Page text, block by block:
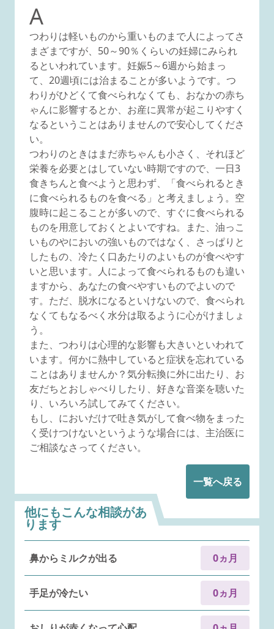
A
つわりは軽いものから重いものまで人によってさ
まざまですが、50～90％くらいの妊婦にみられ
るといわれています。妊娠5～6週から始まっ
て、20週頃には治まることが多いようです。つ
わりがひどくて食べられなくても、おなかの赤ち
ゃんに影響するとか、お産に異常が起こりやすく
なるということはありませんので安心してくださ
い。
つわりのときはまだ赤ちゃんも小さく、それほど
栄養を必要とはしていない時期ですので、一日3
食きちんと食べようと思わず、「食べられるとき
に食べられるものを食べる」と考えましょう。空
腹時に起こることが多いので、すぐに食べられる
ものを用意しておくとよいですね。また、油っこ
いものやにおいの強いものではなく、さっぱりと
したもの、冷たく口あたりのよいものが食べやす
いと思います。人によって食べられるものも違い
ますから、あなたの食べやすいものでよいので
す。ただ、脱水になるといけないので、食べられ
なくてもなるべく水分は取るように心がけましょ
う。
また、つわりは心理的な影響も大きいといわれて
います。何かに熱中していると症状を忘れている
ことはありませんか？気分転換に外に出たり、お
友だちとおしゃべりしたり、好きな音楽を聴いた
り、いろいろ試してみてください。
もし、においだけで吐き気がして食べ物をまった
く受けつけないというような場合には、主治医に
ご相談なさってください。
一覧へ戻る
他にもこんな相談があ
ります
鼻からミルクが出る 0ヵ月
手足が冷たい 0ヵ月